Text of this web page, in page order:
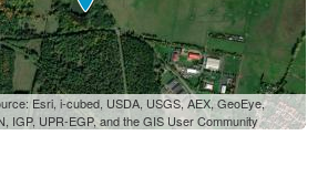
Esri, i-cubed, USDA, USGS, AEX, GeoEye,
IGP, UPR-EGP, and the GIS User Community